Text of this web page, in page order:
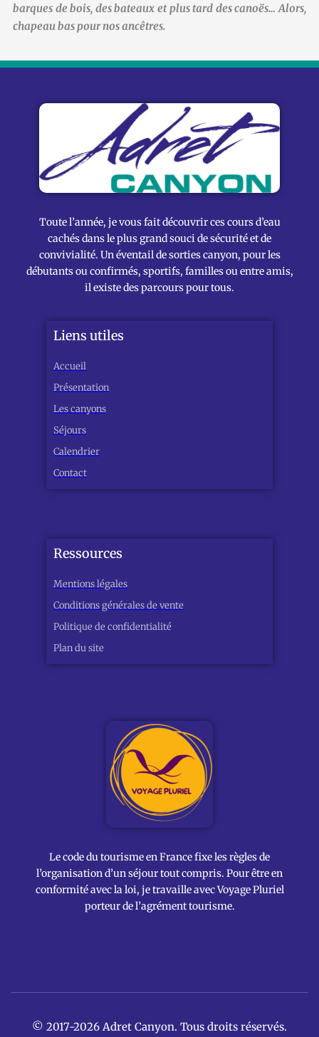
barques de bois, des bateaux et plus tard des canoës… Alors,
chapeau bas pour nos ancêtres.
Toute l’année, je vous fait découvrir ces cours d’eau
cachés dans le plus grand souci de sécurité et de
convivialité. Un éventail de sorties canyon, pour les
débutants ou confirmés, sportifs, familles ou entre amis,
il existe des parcours pour tous.
Liens utiles
Accueil
Présentation
Les canyons
Séjours
Calendrier
Contact
Ressources
Mentions légales
Conditions générales de vente
Politique de confidentialité
Plan du site
Le code du tourisme en France fixe les règles de
l’organisation d’un séjour tout compris. Pour être en
conformité avec la loi, je travaille avec Voyage Pluriel
porteur de l’agrément tourisme.
© 2017-2026 Adret Canyon. Tous droits réservés.